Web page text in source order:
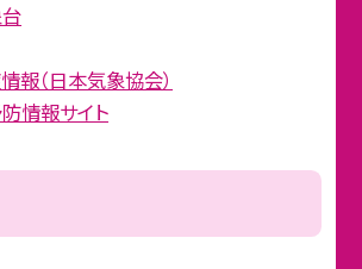
報（日本気象協会）
情報サイト